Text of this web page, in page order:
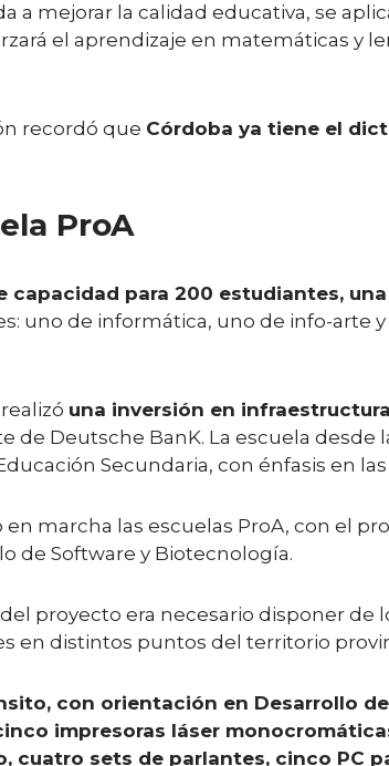
a mejorar la calidad educativa, se
el aprendizaje en matemáticas y
recordó que Córdoba ya tiene el
ProA
capacidad para 200 estudiantes,
uno de informática, uno de info-arte
una inversión en
de Deutsche BanK. La escuela
Secundaria, con énfasis en
en marcha las escuelas ProA, con el
de Software y Biotecnología.
proyecto era necesario disponer
en distintos puntos del territorio
con orientación en Desarrollo
impresoras láser
cuatro sets de parlantes, cinco PC